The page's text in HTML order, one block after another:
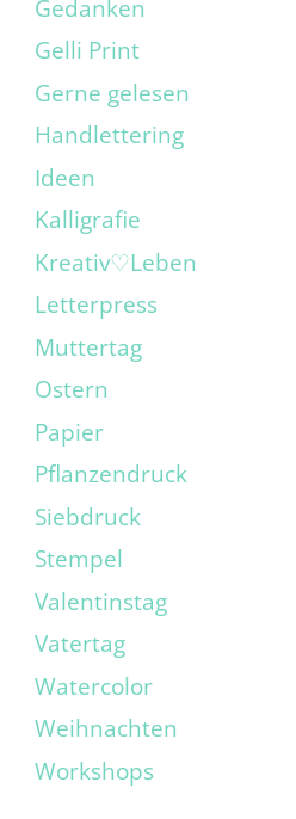
Gedanken
Gelli Print
Gerne gelesen
Handlettering
Ideen
Kalligrafie
Kreativ♡Leben
Letterpress
Muttertag
Ostern
Papier
Pflanzendruck
Siebdruck
Stempel
Valentinstag
Vatertag
Watercolor
Weihnachten
Workshops